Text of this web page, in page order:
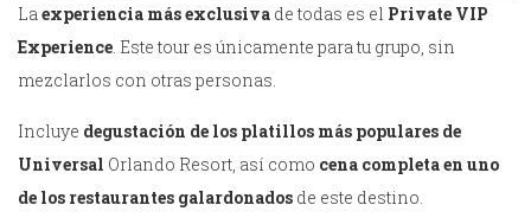
La experiencia más exclusiva de todas es el Private VIP
Experience . Este tour es únicamente para tu grupo, sin
mezclarlos con otras personas.
Incluye degustación de los platillos más populares de
Universal Orlando Resort, así como cena completa en uno
de los restaurantes galardonados de este destino.